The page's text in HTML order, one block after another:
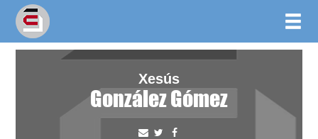
Xesús
González Gómez